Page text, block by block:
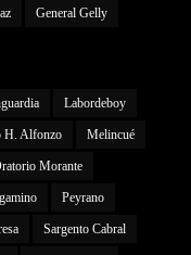
General Gelly
Labordeboy
H. Alfonzo Melincué
Morante
Peyrano
Sargento Cabral